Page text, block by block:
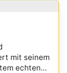
mit seinem
echten